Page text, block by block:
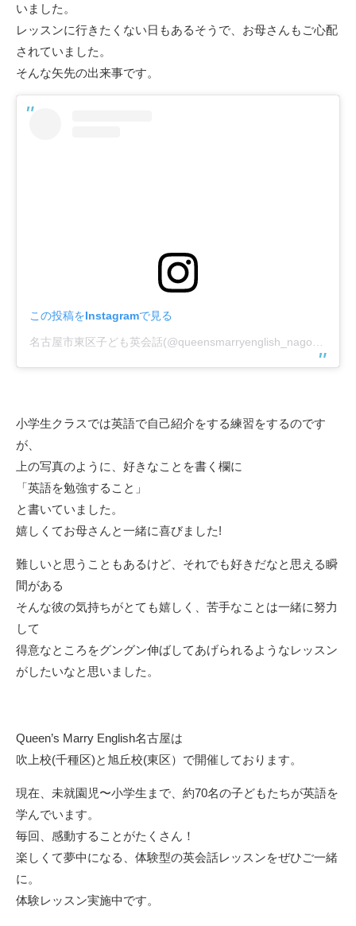
いました。
レッスンに行きたくない日もあるそうで、お母さんもご心配
されていました。
そんな矢先の出来事です。
この投稿をInstagramで見る
小学生クラスでは英語で自己紹介をする練習をするのです
が、
上の写真のように、好きなことを書く欄に
「英語を勉強すること」
と書いていました。
嬉しくてお母さんと一緒に喜びました!
難しいと思うこともあるけど、それでも好きだなと思える瞬
間がある
そんな彼の気持ちがとても嬉しく、苦手なことは一緒に努力
して
得意なところをグングン伸ばしてあげられるようなレッスン
がしたいなと思いました。
Queen’s Marry English名古屋は
吹上校(千種区)と旭丘校(東区）で開催しております。
現在、未就園児〜小学生まで、約70名の子どもたちが英語を
学んでいます。
毎回、感動することがたくさん！
楽しくて夢中になる、体験型の英会話レッスンをぜひご一緒
に。
体験レッスン実施中です。